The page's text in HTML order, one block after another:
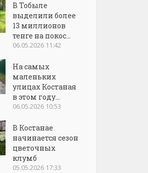
В Тобыле
выделили более
13 миллионов
тенге на покос...
06.05.2026 11:42
На самых
маленьких
улицах Костаная
в этом году...
06.05.2026 10:53
В Костанае
начинается сезон
цветочных
клумб
05.05.2026 17:33